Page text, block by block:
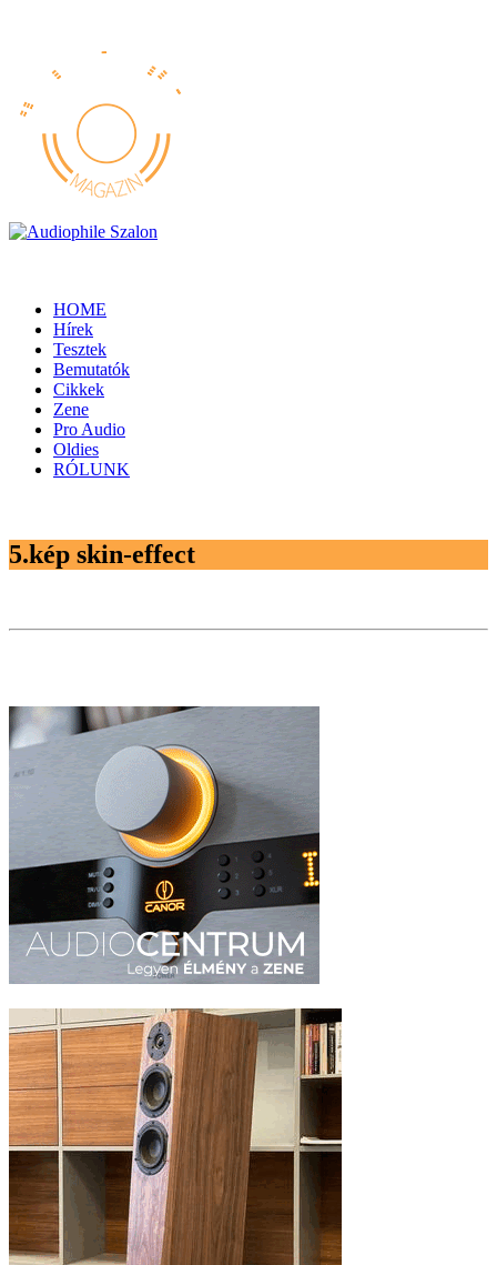
HOME
Hírek
Tesztek
Bemutatók
Cikkek
Zene
Pro Audio
Oldies
RÓLUNK
5.kép skin-effect